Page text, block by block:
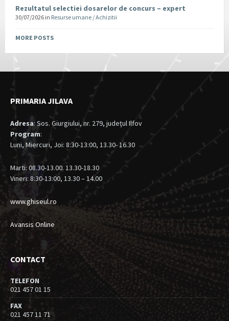
Rezultatul selectiei dosarelor de concurs – expert
30/07/2026 in Resurse umane / Achizitii
MORE POSTS
PRIMARIA JILAVA
Adresa: Sos. Giurgiului, nr. 279, judeţul Ilfov
Program:
Luni, Miercuri, Joi: 8:30-13:00, 13.30- 16.30
Marti: 08.30-13.00. 13.30-18.30
Vineri: 8:30-13:00, 13.30 – 14.00
www.ghiseul.ro
Avansis Online
CONTACT
TELEFON
021 457 01 15
FAX
021 457 11 71